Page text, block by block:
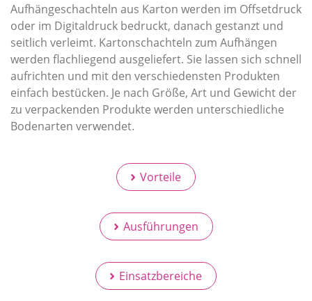
Aufhängeschachteln aus Karton werden im Offsetdruck
oder im Digitaldruck bedruckt, danach gestanzt und
seitlich verleimt. Kartonschachteln zum Aufhängen
werden flachliegend ausgeliefert. Sie lassen sich schnell
auf­richten und mit den verschiedensten Produkten
einfach bestücken. Je nach Größe, Art und Gewicht der
zu verpackenden Produkte werden unter­schiedliche
Bodenarten verwendet.
Vorteile
Ausführungen
Einsatzbereiche